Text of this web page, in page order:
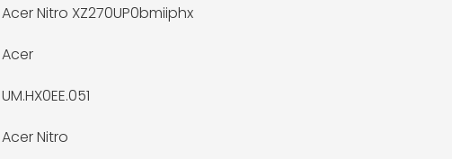
Acer Nitro XZ270UP0bmiiphx
Acer
UM.HX0EE.051
Acer Nitro